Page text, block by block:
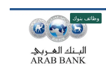
وظائف بنوك